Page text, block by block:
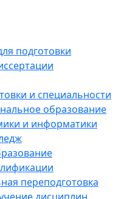
подготовки
и специальности
образование
и информатики
переподготовка